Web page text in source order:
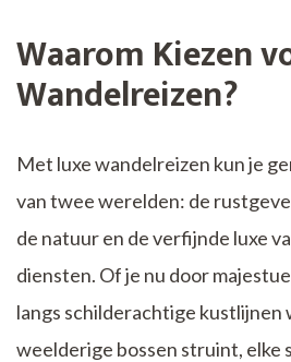
Waarom Kiezen
Wandelreizen?
Met luxe wandelreizen kun je
van twee werelden: de
de natuur en de verfijnde luxe
diensten. Of je nu door
langs schilderachtige kustlijnen
weelderige bossen struint, elke